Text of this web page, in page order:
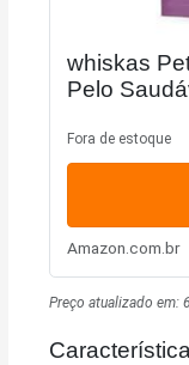
whiskas
Pelo
Fora de estoque
Amazon.com.br
Preço atualizado em: